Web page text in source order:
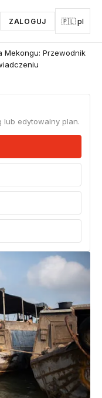
ZALOGUJ 🇵🇱 pl
Mekongu: Przewodnik
lub edytowalny plan.